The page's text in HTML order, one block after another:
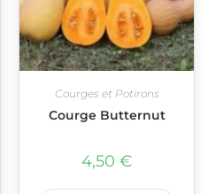
Courges et Potirons
Courge Butternut
4,50 €